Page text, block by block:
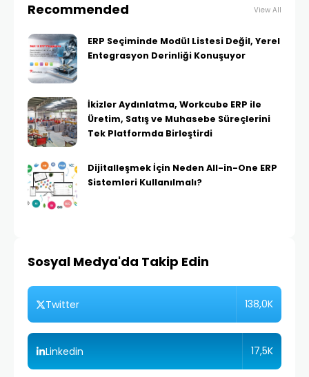
Recommended View All
ERP Seçiminde Modül Listesi Değil, Yerel
Entegrasyon Derinliği Konuşuyor
İkizler Aydınlatma, Workcube ERP ile
Üretim, Satış ve Muhasebe Süreçlerini
Tek Platformda Birleştirdi
Dijitalleşmek İçin Neden All-in-One ERP
Sistemleri Kullanılmalı?
Sosyal Medya'da Takip Edin
Twitter 138,0K
Linkedin 17,5K